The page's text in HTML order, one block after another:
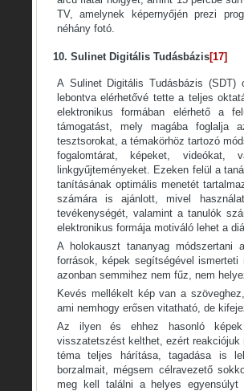
TV, amelynek képernyőjén prezi
néhány fotó.
10. Sulinet Digitális Tudásbázis[17]
A Sulinet Digitális Tudásbázis (SDT)
lebontva elérhetővé tette a teljes
elektronikus formában elérhető a
támogatást, mely magába foglalja
tesztsorokat, a témakörhöz tartozó
fogalomtárat, képeket, videókat,
linkgyűjteményeket. Ezeken felül a
tanításának optimális menetét
számára is ajánlott, mivel
tevékenységét, valamint a tanulók
elektronikus formája motiváló lehet a
A holokauszt tananyag módszertani
források, képek segítségével ismerteti
azonban semmihez nem fűz, nem
Kevés mellékelt kép van a
ami nemhogy erősen vitatható, de
Az ilyen és ehhez hasonló
visszatetszést kelthet, ezért
téma teljes hárítása, tagadása is
borzalmait, mégsem célravezető
meg kell találni a helyes